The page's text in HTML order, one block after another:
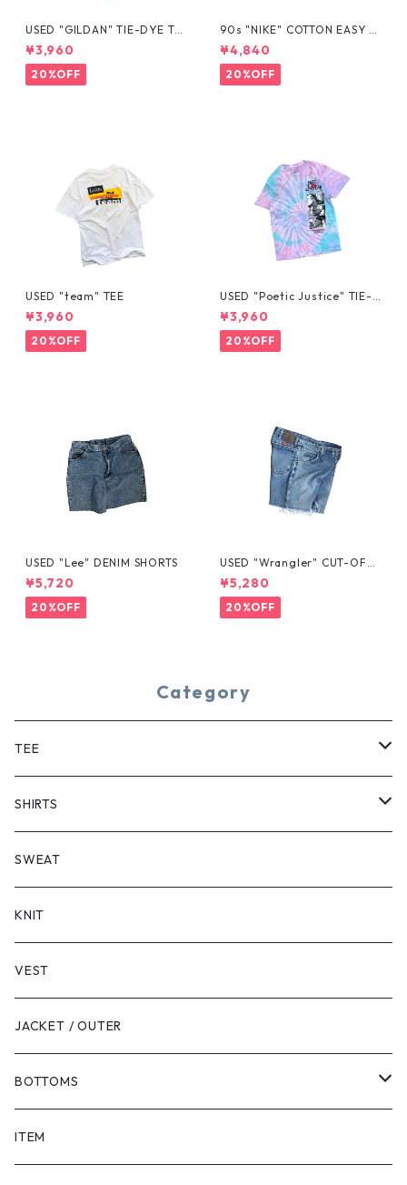
USED "GILDAN" TIE-DYE TE
E
¥3,960
20%OFF
90s "NIKE" COTTON EASY S
HORTS
¥4,840
20%OFF
USED "team" TEE
¥3,960
20%OFF
USED "Poetic Justice" TIE-D
YE TEE
¥3,960
20%OFF
USED "Lee" DENIM SHORTS
¥5,720
20%OFF
USED "Wrangler" CUT-OFF
DENIM SHORTS
¥5,280
20%OFF
Category
TEE
SHORT SLEEVE
LONG SLEEVE
SHIRTS
SHORT SLEEVE
LONG SLEEVE
SWEAT
KNIT
VEST
JACKET / OUTER
BOTTOMS
SHORTS
ITEM